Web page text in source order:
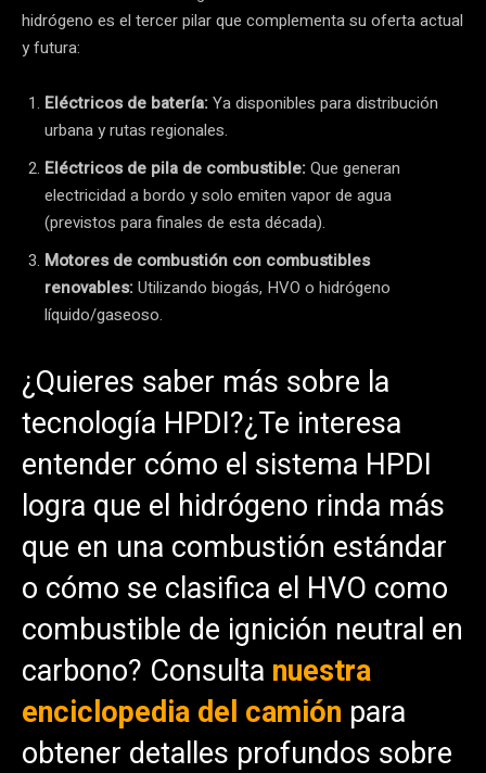
hidrógeno es el tercer pilar que complementa su oferta actual
y futura:
Eléctricos de batería:Ya disponibles para distribución
urbana y rutas regionales.
Eléctricos de pila de combustible:Que generan
electricidad a bordo y solo emiten vapor de agua
(previstos para finales de esta década).
Motores de combustión con combustibles
renovables:Utilizando biogás, HVO o hidrógeno
líquido/gaseoso.
¿Quieres saber más sobre la
tecnología HPDI?¿Te interesa
entender cómo el sistema HPDI
logra que el hidrógeno rinda más
que en una combustión estándar
o cómo se clasifica el HVO como
combustible de ignición neutral en
carbono? Consulta nuestra
enciclopedia del camión para
obtener detalles profundos sobre